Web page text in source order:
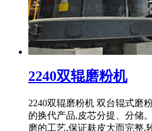
2240双辊磨粉机
2240双辊磨粉机 双台辊式磨
的换代产品,皮芯分提、分储
磨的工艺,保证麸皮大而完整,